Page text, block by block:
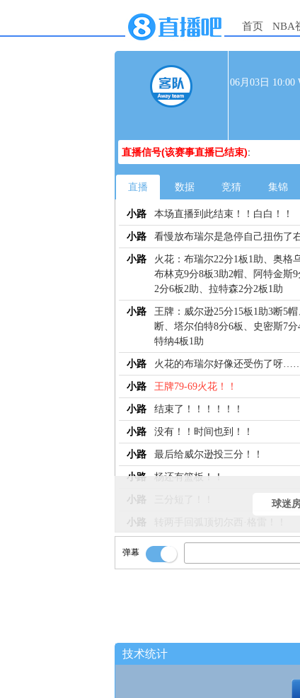
首页 NBA
06月03日
直播信号(该赛事直播已结束):
直播 数据 竞猜 集锦
小路 本场直播到此结束！！白白！！
小路 看慢放布瑞尔是急停自己扭伤了
小路
火花：布瑞尔22分1板1助、奥格
布林克9分8板3助2帽、阿特金斯
2分6板2助、拉特森2分2板1助
小路
王牌：威尔逊25分15板1助3断5
断、塔尔伯特8分6板、史密斯7分
特纳4板1助
小路 火花的布瑞尔好像还受伤了呀
小路 王牌79-69火花！！
小路 结束了！！！！！！
小路 没有！！时间也到！！
小路 最后给威尔逊投三分！！
小路 杨还有篮板！！
小路
小路
再给底角贝尔！！
小路 击地喂进去史密斯！！
球迷
弹幕
技术统计